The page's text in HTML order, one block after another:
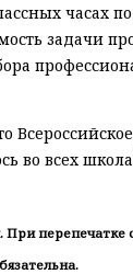
часах
задачи
во всех
перепечатке